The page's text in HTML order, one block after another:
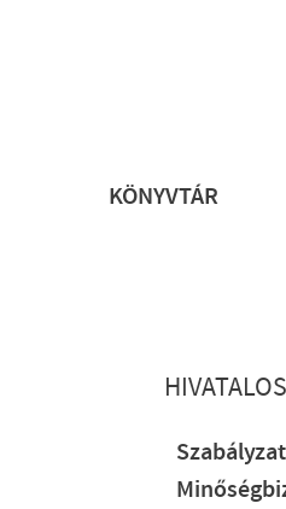
KÖNYVTÁR
HIVATALOS